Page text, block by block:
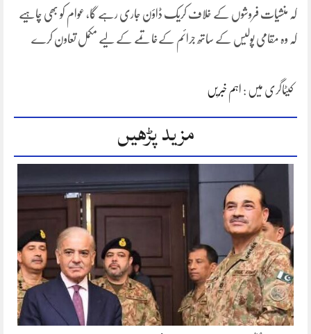
کہ منشیات فروشوں کے خلاف کریک ڈاؤن جاری رہے گا، عوام کو بھی چاہیے
کہ وہ مقامی پولیس کے ساتھ جرائم کےخاتمے کے لیے مکمل تعاون کرے
کیٹاگری میں : اہم خبریں
مزید پڑھیں